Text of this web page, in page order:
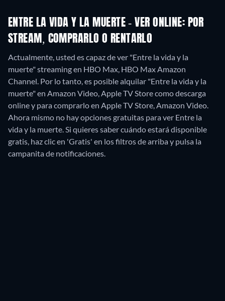
ENTRE LA VIDA Y LA MUERTE - VER ONLINE: POR
STREAM, COMPRARLO O RENTARLO
Actualmente, usted es capaz de ver "Entre la vida y la
muerte" streaming en HBO Max, HBO Max Amazon
Channel. Por lo tanto, es posible alquilar "Entre la vida y la
muerte" en Amazon Video, Apple TV Store como descarga
online y para comprarlo en Apple TV Store, Amazon Video.
Ahora mismo no hay opciones gratuitas para ver Entre la
vida y la muerte. Si quieres saber cuándo estará disponible
gratis, haz clic en 'Gratis' en los filtros de arriba y pulsa la
campanita de notificaciones.